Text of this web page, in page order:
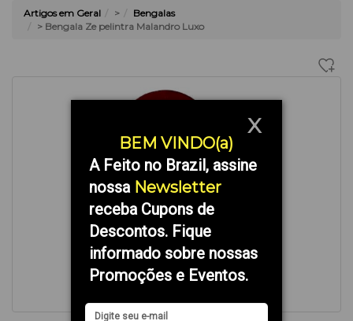
Artigos em Geral >
Bengalas
> Bengala Ze pelintra Malandro Luxo
X
BEM VINDO(a)
A Feito no Brazil, assine
nossa Newsletter
receba Cupons de
Descontos. Fique
informado sobre nossas
Promoções e Eventos.